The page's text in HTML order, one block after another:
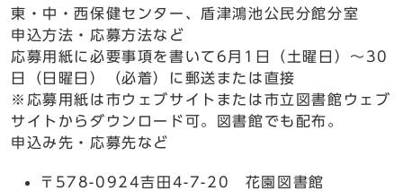
東・中・西保健センター、盾津鴻池公民分館分室
申込方法・応募方法など
応募用紙に必要事項を書いて6月1日（土曜日）～30
日（日曜日）（必着）に郵送または直接
※応募用紙は市ウェブサイトまたは市立図書館ウェブ
サイトからダウンロード可。図書館でも配布。
申込み先・応募先など
〒578-0924吉田4-7-20 花園図書館